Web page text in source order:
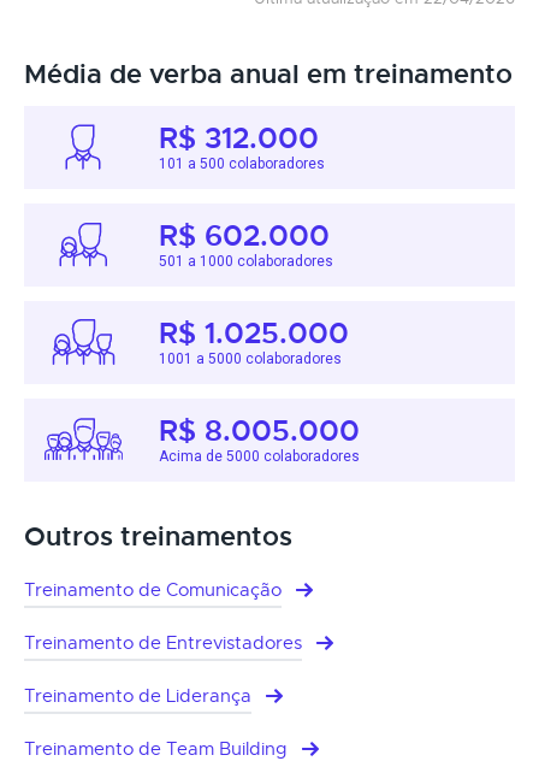
Média de verba anual em treinamento
R$ 312.000
101 a 500 colaboradores
R$ 602.000
501 a 1000 colaboradores
R$ 1.025.000
1001 a 5000 colaboradores
R$ 8.005.000
Acima de 5000 colaboradores
Outros treinamentos
Treinamento de Comunicação
Treinamento de Entrevistadores
Treinamento de Liderança
Treinamento de Team Building